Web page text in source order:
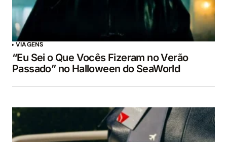
VIAGENS
“Eu Sei o Que Vocês Fizeram no Verão
Passado” no Halloween do SeaWorld